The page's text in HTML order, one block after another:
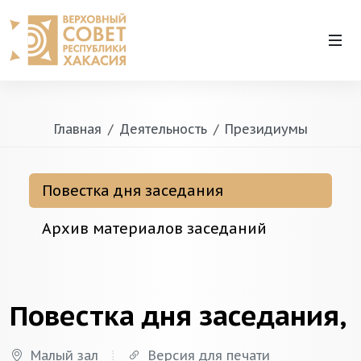
Главная Деятельность Президиумы
Повестка дня заседания
Архив материалов заседаний
Повестка дня заседания,
Малый зал Версия для печати